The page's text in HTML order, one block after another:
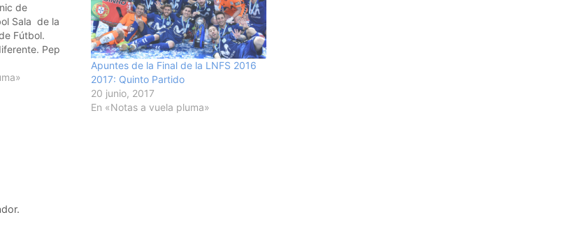
de
Sala de la
Fútbol.
Pep
la gestión del
diferencias
Apuntes de la Final de la LNFS 2016
2017: Quinto Partido
20 junio, 2017
En «Notas a vuela pluma»